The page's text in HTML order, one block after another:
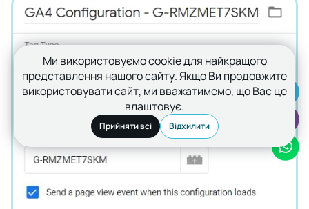
Ми використовуємо cookie для найкращого
представлення нашого сайту. Якщо Ви продовжите
використовувати сайт, ми вважатимемо, що Вас це
влаштовує.
Прийняти всі Відхилити